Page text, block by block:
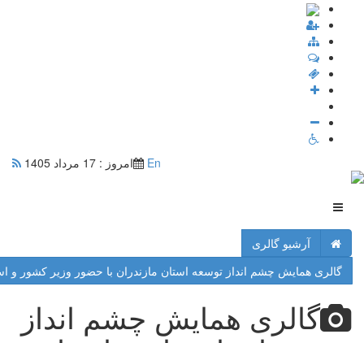
En امروز : 17 مرداد 1405
آرشیو گالری
گالری همایش چشم انداز توسعه استان مازندران با حضور وزیر کشور و
گالری همایش چشم انداز